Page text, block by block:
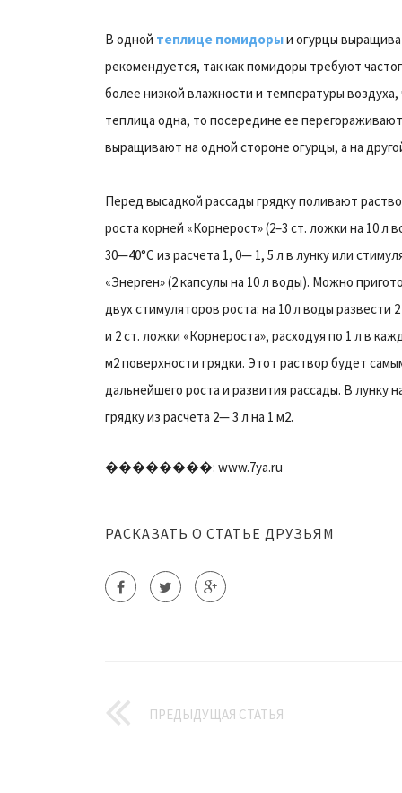
В одной теплице помидорыи огурцы
рекомендуется, так как помидоры требуют
более низкой влажности и температуры
теплица одна, то посередине ее
выращивают на одной стороне огурцы, а на
Перед высадкой рассады грядку поливают
роста корней «Корнерост» (2–3 ст. ложки на 10 л
30—40°С из расчета 1, 0— 1, 5 л в лунку или
«Энерген» (2 капсулы на 10 л воды). Можно
двух стимуляторов роста: на 10 л воды развести
и 2 ст. ложки «Корнероста», расходуя по 1 л в
м2 поверхности грядки. Этот раствор будет
дальнейшего роста и развития рассады. В лунку
грядку из расчета 2— 3 л на 1 м2.
��������: www.7ya.ru
РАСКАЗАТЬ О СТАТЬЕ ДРУЗЬЯМ
ПРЕДЫДУЩАЯ СТАТЬЯ